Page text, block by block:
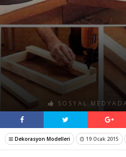
SOSYAL
Dekorasyon Modelleri 19 Ocak 2015